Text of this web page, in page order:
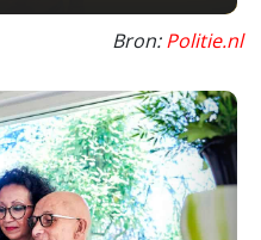
Bron:Politie.nl